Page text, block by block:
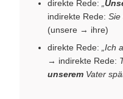
direkte Rede:
indirekte Rede: Sie
(unsere → ihre)
direkte Rede:
„Ich
→ indirekte Rede:
unserem Vater